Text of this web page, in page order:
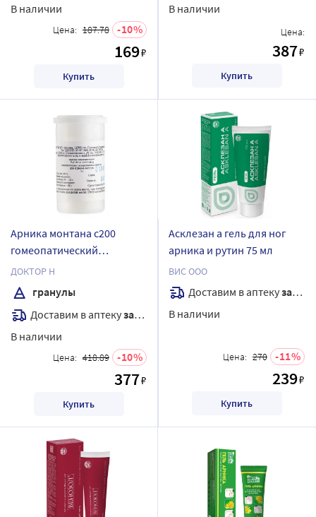
В наличии
Цена: 187.78 10
169₽
Купить
В наличии
Цена:
387₽
Купить
Арника монтана с200
гомеопатический
монокомпонентный
препарат растительного
происхождения 5 гр
гранулы гомеопатические
ДОКТОР Н
гранулы
Доставим в аптекузавтра
В наличии
Цена: 418.89 10
377₽
Купить
Асклезан а гель для ног
арника и рутин 75 мл
ВИС ООО
Доставим в аптекузавтра
В наличии
Цена: 270 11
239₽
Купить